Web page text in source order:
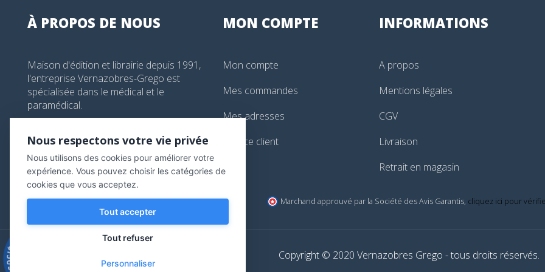
À PROPOS DE NOUS
Maison d'édition et librairie depuis 1991,
l'entreprise Vernazobres-Grego est
spécialisée dans le médical et le
paramédical.
librairie@vg-editions.com
MON COMPTE
Mon compte
Mes commandes
Mes adresses
Service client
INFORMATIONS
A propos
Mentions légales
CGV
Livraison
Retrait en magasin
Marchand approuvé par la Société des Avis Garantis, cliquez ici pour
Copyright © 2020 Vernazobres Grego - tous droits réservés.
Nous respectons votre vie privée
Nous utilisons des cookies pour améliorer votre
expérience. Vous pouvez choisir les catégories de
cookies que vous acceptez.
Tout accepter
Tout refuser
Personnaliser